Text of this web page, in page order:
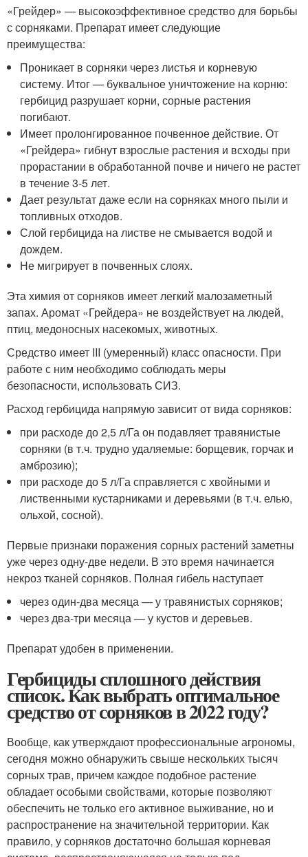
«Грейдер» — высокоэффективное средство для борьбы
с сорняками. Препарат имеет следующие
преимущества:
Проникает в сорняки через листья и корневую
систему. Итог — буквальное уничтожение на корню:
гербицид разрушает корни, сорные растения
погибают.
Имеет пролонгированное почвенное действие. От
«Грейдера» гибнут взрослые растения и всходы при
прорастании в обработанной почве и ничего не растет
в течение 3-5 лет.
Дает результат даже если на сорняках много пыли и
топливных отходов.
Слой гербицида на листве не смывается водой и
дождем.
Не мигрирует в почвенных слоях.
Эта химия от сорняков имеет легкий малозаметный
запах. Аромат «Грейдера» не воздействует на людей,
птиц, медоносных насекомых, животных.
Средство имеет III (умеренный) класс опасности. При
работе с ним необходимо соблюдать меры
безопасности, использовать СИЗ.
Расход гербицида напрямую зависит от вида сорняков:
при расходе до 2,5 л/Га он подавляет травянистые
сорняки (в т.ч. трудно удаляемые: борщевик, горчак и
амброзию);
при расходе до 5 л/Га справляется с хвойными и
лиственными кустарниками и деревьями (в т.ч. елью,
ольхой, сосной).
Первые признаки поражения сорных растений заметны
уже через одну-две недели. В это время начинается
некроз тканей сорняков. Полная гибель наступает
через один-два месяца — у травянистых сорняков;
через два-три месяца — у кустов и деревьев.
Препарат удобен в применении.
Гербициды сплошного действия
список. Как выбрать оптимальное
средство от сорняков в 2022 году?
Вообще, как утверждают профессиональные агрономы,
сегодня можно обнаружить свыше нескольких тысяч
сорных трав, причем каждое подобное растение
обладает особыми свойствами, которые позволяют
обеспечить не только его активное выживание, но и
распространение на значительной территории. Как
правило, у сорняков достаточно большая корневая